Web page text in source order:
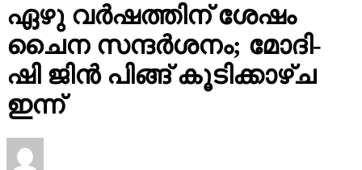
ഏഴു വർഷത്തിന് ശേഷം
ചൈന സന്ദർശനം; മോദി-
ഷി ജിൻ പിങ്ങ് കൂടിക്കാഴ്ച
ഇന്ന്